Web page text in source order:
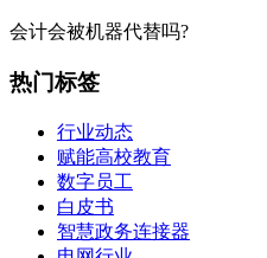
会计会被机器代替吗?
热门标签
行业动态
赋能高校教育
数字员工
白皮书
智慧政务连接器